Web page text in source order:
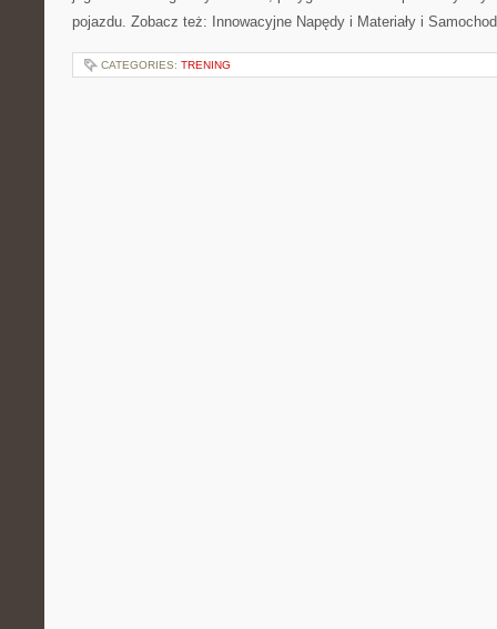
pojazdu. Zobacz też: Innowacyjne Napędy i Materiały i
CATEGORIES: TRENING